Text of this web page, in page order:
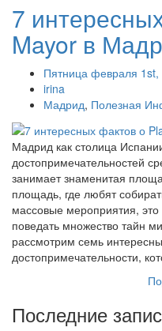
7
Mayor в
Пятница февраля 1st,
irina
Мадрид, Полезная
Мадрид как столица
достопримечательностей
занимает знаменитая
площадь, где любят
массовые мероприятия,
поведать множество тайн
рассмотрим семь
достопримечательности,
Последние